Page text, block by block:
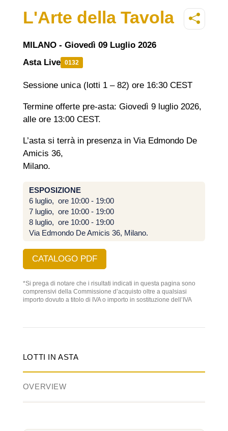
L'Arte della Tavola
MILANO - Giovedì 09 Luglio 2026
Asta Live 0132
Sessione unica (lotti 1 – 82) ore 16:30 CEST
Termine offerte pre-asta: Giovedì 9 luglio 2026,
alle ore 13:00 CEST.
L’asta si terrà in presenza in Via Edmondo De
Amicis 36,
Milano.
ESPOSIZIONE
6 luglio, ore 10:00 - 19:00
7 luglio, ore 10:00 - 19:00
8 luglio, ore 10:00 - 19:00
Via Edmondo De Amicis 36, Milano.
CATALOGO PDF
*Si prega di notare che i risultati indicati in questa pagina sono
comprensivi della Commissione d’acquisto oltre a qualsiasi
importo dovuto a titolo di IVA o importo in sostituzione dell’IVA
LOTTI IN ASTA
OVERVIEW